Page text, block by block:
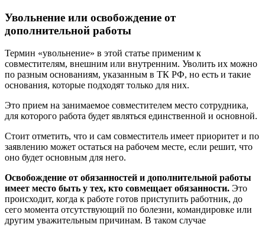
Увольнение или освобождение от
дополнительной работы
Термин «увольнение» в этой статье применим к
совместителям, внешним или внутренним. Уволить их можно
по разным основаниям, указанным в ТК РФ, но есть и такие
основания, которые подходят только для них.
Это прием на занимаемое совместителем место сотрудника,
для которого работа будет являться единственной и основной.
Стоит отметить, что и сам совместитель имеет приоритет и по
заявлению может остаться на рабочем месте, если решит, что
оно будет основным для него.
Освобождение от обязанностей и дополнительной работы
имеет место быть у тех, кто совмещает обязанности. Это
происходит, когда к работе готов приступить работник, до
сего момента отсутствующий по болезни, командировке или
другим уважительным причинам. В таком случае